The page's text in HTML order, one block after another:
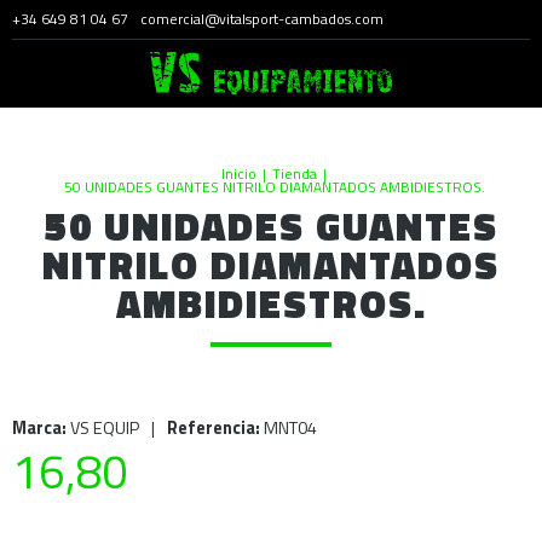
+34 649 81 04 67 comercial@vitalsport-cambados.com
Inicio | Tienda |
50 UNIDADES GUANTES NITRILO DIAMANTADOS AMBIDIESTROS.
50 UNIDADES GUANTES
NITRILO DIAMANTADOS
AMBIDIESTROS.
Marca:VS EQUIP | Referencia:MNT04
16,80